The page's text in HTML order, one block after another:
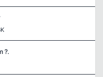
?.